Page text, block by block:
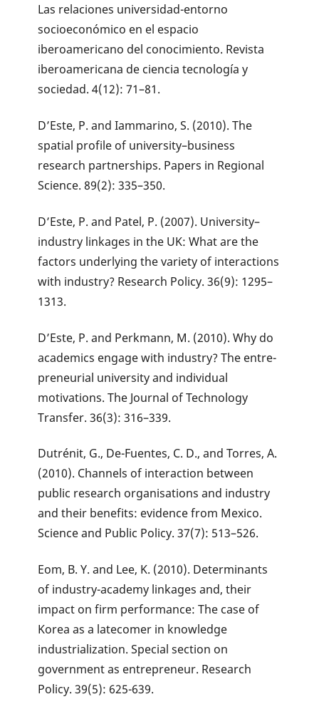
Las relaciones universidad-entorno
socioeconómico en el espacio
iberoamericano del conocimiento. Revista
iberoamericana de ciencia tecnología y
sociedad. 4(12): 71–81.
D’Este, P. and Iammarino, S. (2010). The
spatial profile of university–business
research partnerships. Papers in Regional
Science. 89(2): 335–350.
D’Este, P. and Patel, P. (2007). University–
industry linkages in the UK: What are the
factors underlying the variety of interactions
with industry? Research Policy. 36(9): 1295–
1313.
D’Este, P. and Perkmann, M. (2010). Why do
academics engage with industry? The entre-
preneurial university and individual
motivations. The Journal of Technology
Transfer. 36(3): 316–339.
Dutrénit, G., De-Fuentes, C. D., and Torres, A.
(2010). Channels of interaction between
public research organisations and industry
and their benefits: evidence from Mexico.
Science and Public Policy. 37(7): 513–526.
Eom, B. Y. and Lee, K. (2010). Determinants
of industry-academy linkages and, their
impact on firm performance: The case of
Korea as a latecomer in knowledge
industrialization. Special section on
government as entrepreneur. Research
Policy. 39(5): 625-639.